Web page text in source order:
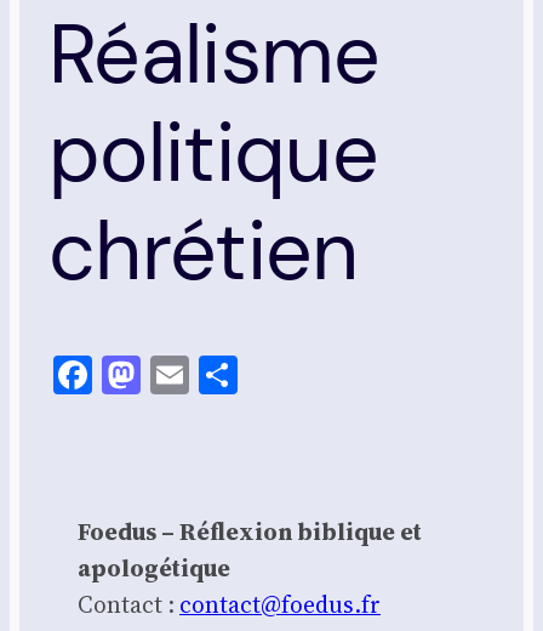
Réalisme
politique
chrétien
Facebook
Mastodon
Email
Foedus – Réflexion biblique et
apologétique
Contact : contact@foedus.fr